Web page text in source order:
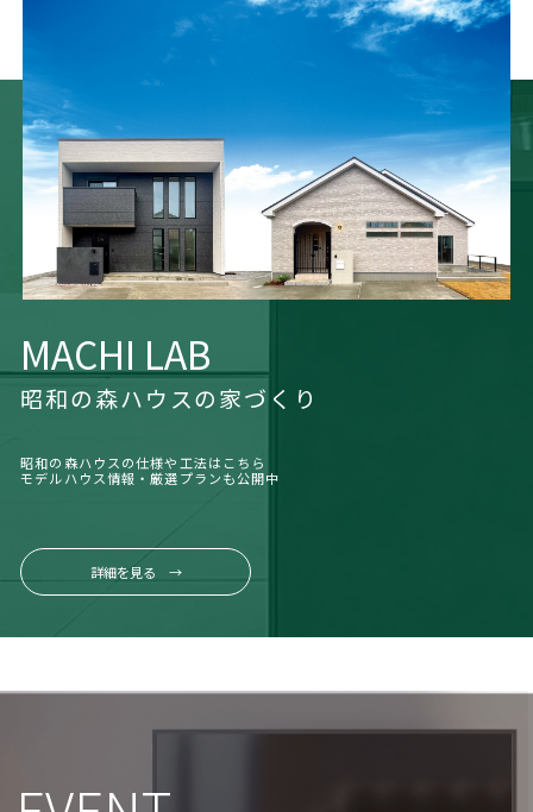
MACHI LAB
昭和の森ハウスの家づくり
昭和の森ハウスの仕様や工法はこちら
モデルハウス情報・厳選プランも公開中
詳細を見る →